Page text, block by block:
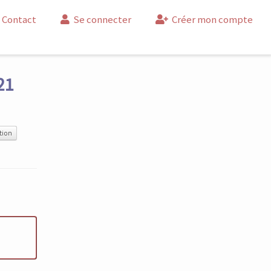
Contact Se connecter Créer mon compte